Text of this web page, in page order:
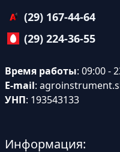
(29) 167-44-64
(29) 224-36-55
Время работы: 09:00 -
E-mail:
УНП: 193543133
Информация: